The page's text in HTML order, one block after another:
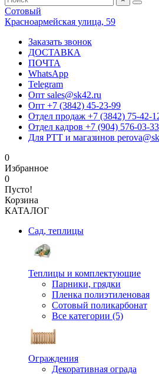
Сотовый
Красноармейская улица, 59
Заказать звонок
ДОСТАВКА
ПОЧТА
WhatsApp
Telegram
Опт sales@sk42.ru
Опт +7 (3842) 45-23-99
Отдел продаж +7 (3842) 75-42-
Отдел кадров +7 (904) 576-03-33
Для РТТ и магазинов
0
Избранное
0
Пусто!
Корзина
КАТАЛОГ
Сад, теплицы
Теплицы и комплектующие
Парники, грядки
Пленка полиэтиленовая
Сотовый поликарбонат
Все категории (5)
Ограждения
Декоративная ограда